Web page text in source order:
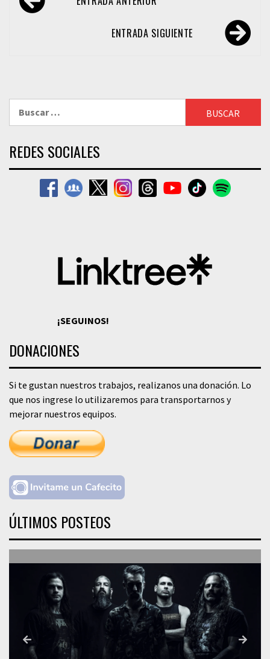
de
ENTRADA SIGUIENTE
REDES SOCIALES
¡SEGUINOS!
DONACIONES
Si te gustan nuestros trabajos, realizanos una donación. Lo
que nos ingrese lo utilizaremos para transportarnos y
mejorar nuestros equipos.
ÚLTIMOS POSTEOS